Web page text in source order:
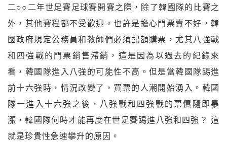
二○○二年世足賽足球賽開賽之際，除了韓國隊的比賽之
外，其他賽程都不受歡迎。也許是擔心門票賣不好，韓
國政府規定公務員和教師們必須配額購票，尤其八強戰
和四強戰的門票銷售滯銷，這是因為以過去的紀錄來
看，韓國隊進入八強的可能性不高。但是當韓國隊踢進
前十六強時，情況改變了，買票的人潮開始湧入。韓國
隊一進入十六強之後，八強戰和四強戰的票價隨即暴
漲，韓國隊何時才能再度在世足賽踢進八強和四強？ 這
就是珍貴性急速攀升的原因。